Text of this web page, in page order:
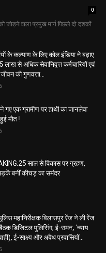
0
जोड़ने वाला प्रमुख मार्ग पिछले दो दशकों
के कल्याण के लिए कोल इंडिया ने बढ़ाए
लाख से अधिक सेवानिवृत्त कर्मचारियों एवं
की गुणवत्ता...
एक ग्रामीण पर हाथी का जानलेवा
मौत !
साल से विकास पर ग्रहण,
बनीं कीचड़ का समंदर
पुलिस महानिरीक्षक बिलासपुर रेंज ने ली रेंज
बैठक डिजिटल पुलिसिंग, ई-समन, ‘न्याय
ई-साक्ष्य और अवैध प्रवासियों...